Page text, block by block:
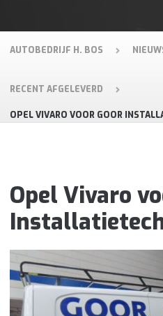
AUTOBEDRIJF H. BOS
RECENT AFGELEVERD
OPEL VIVARO VOOR GOOR
Opel Vivaro